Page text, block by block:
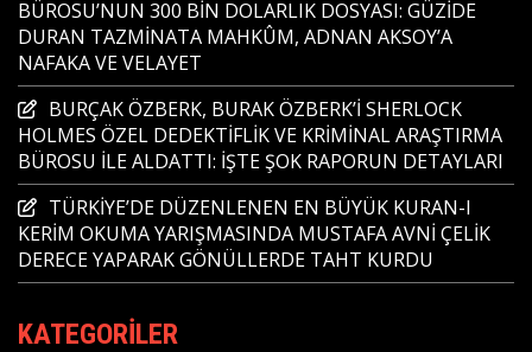
BÜROSU’NUN 300 BİN DOLARLIK DOSYASI: GÜZİDE
DURAN TAZMİNATA MAHKÛM, ADNAN AKSOY’A
NAFAKA VE VELAYET
BURÇAK ÖZBERK, BURAK ÖZBERK’İ SHERLOCK
HOLMES ÖZEL DEDEKTİFLİK VE KRİMİNAL ARAŞTIRMA
BÜROSU İLE ALDATTI: İŞTE ŞOK RAPORUN DETAYLARI
TÜRKİYE’DE DÜZENLENEN EN BÜYÜK KURAN-I
KERİM OKUMA YARIŞMASINDA MUSTAFA AVNİ ÇELİK
DERECE YAPARAK GÖNÜLLERDE TAHT KURDU
KATEGORILER